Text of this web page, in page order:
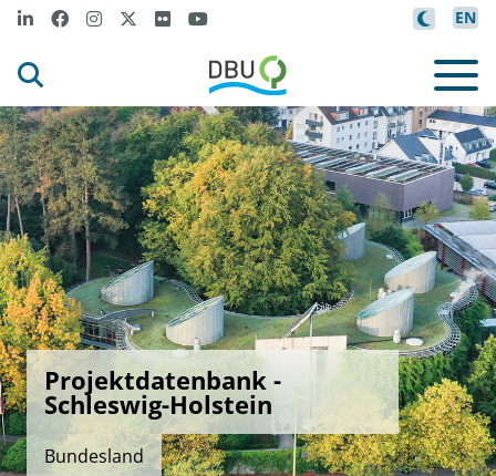
EN
Projektdatenbank -
Schleswig-Holstein
Bundesland